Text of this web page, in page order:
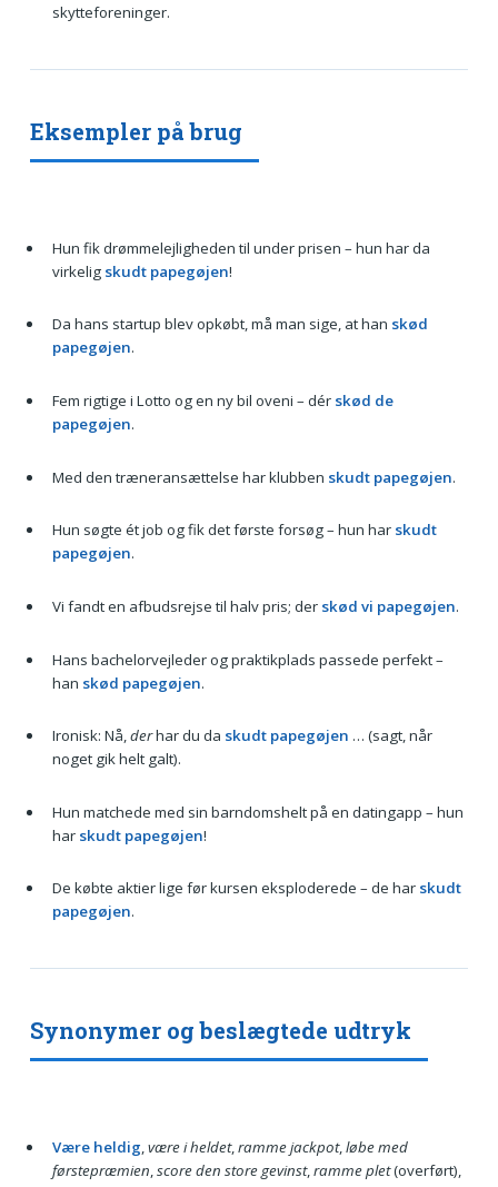
skytteforeninger.
Eksempler på brug
Hun fik drømmelejligheden til under prisen – hun har da
virkelig skudt papegøjen!
Da hans startup blev opkøbt, må man sige, at han skød
papegøjen.
Fem rigtige i Lotto og en ny bil oveni – dér skød de
papegøjen.
Med den træneransættelse har klubben skudt papegøjen.
Hun søgte ét job og fik det første forsøg – hun har skudt
papegøjen.
Vi fandt en afbudsrejse til halv pris; der skød vi papegøjen.
Hans bachelorvejleder og praktikplads passede perfekt –
han skød papegøjen.
Ironisk: Nå,derhar du da skudt papegøjen … (sagt, når
noget gik helt galt).
Hun matchede med sin barndomshelt på en datingapp – hun
har skudt papegøjen!
De købte aktier lige før kursen eksploderede – de har skudt
papegøjen.
Synonymer og beslægtede udtryk
Være heldig,være i heldet,ramme jackpot,løbe med
førstepræmien,score den store gevinst,ramme plet(overført),